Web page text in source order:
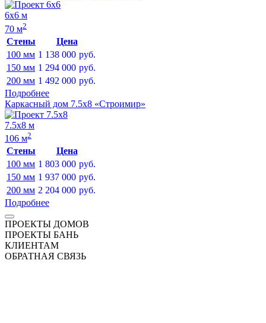
6х6 м
70 м2
Стены
Цена
100 мм 1 138 000 руб.
150 мм 1 294 000 руб.
200 мм 1 492 000 руб.
Подробнее
Каркасный дом 7.5х8 «Строимир»
7.5х8 м
106 м2
Стены
Цена
100 мм 1 803 000 руб.
150 мм 1 937 000 руб.
200 мм 2 204 000 руб.
Подробнее
ПРОЕКТЫ ДОМОВ
ПРОЕКТЫ БАНЬ
КЛИЕНТАМ
ОБРАТНАЯ СВЯЗЬ